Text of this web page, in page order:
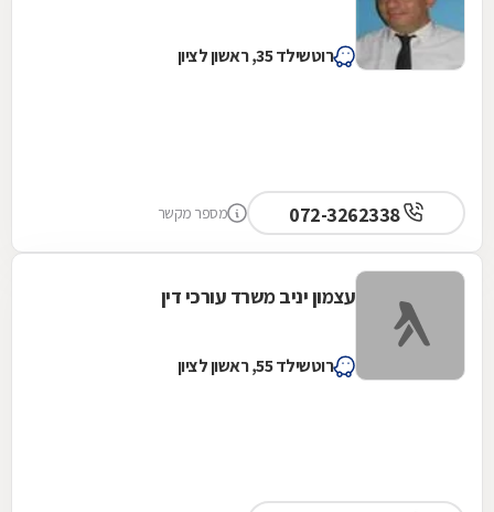
רוטשילד 35, ראשון לציון
072-3262338 מספר מקשר
עצמון יניב משרד עורכי דין
רוטשילד 55, ראשון לציון